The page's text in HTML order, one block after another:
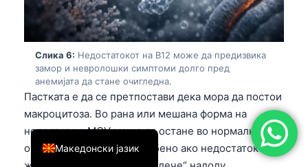
Слика 6: Недостатокот на B12 може да предизвика
замор и невролошки симптоми долго пред
анемијата да стане очигледна.
Пастката е да се претпостави дека мора да постои
макроцитоза. Во рана или мешана форма на
недостаток, MCV може да остане во нормалниот
опсег од 80 до 100 fL, особено ако недостатокот на
Македонски јазик
Deutsch
العربية
Français
עִבְרִית
Italiano